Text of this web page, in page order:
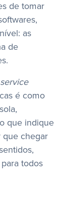
de tomar
as
de
é como
que indique
que chegar
todos